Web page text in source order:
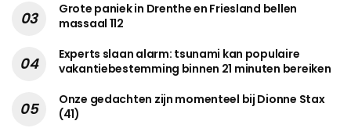
Grote paniek in Drenthe en Friesland bellen
massaal 112
Experts slaan alarm: tsunami kan populaire
vakantiebestemming binnen 21 minuten bereiken
Onze gedachten zijn momenteel bij Dionne Stax
(41)